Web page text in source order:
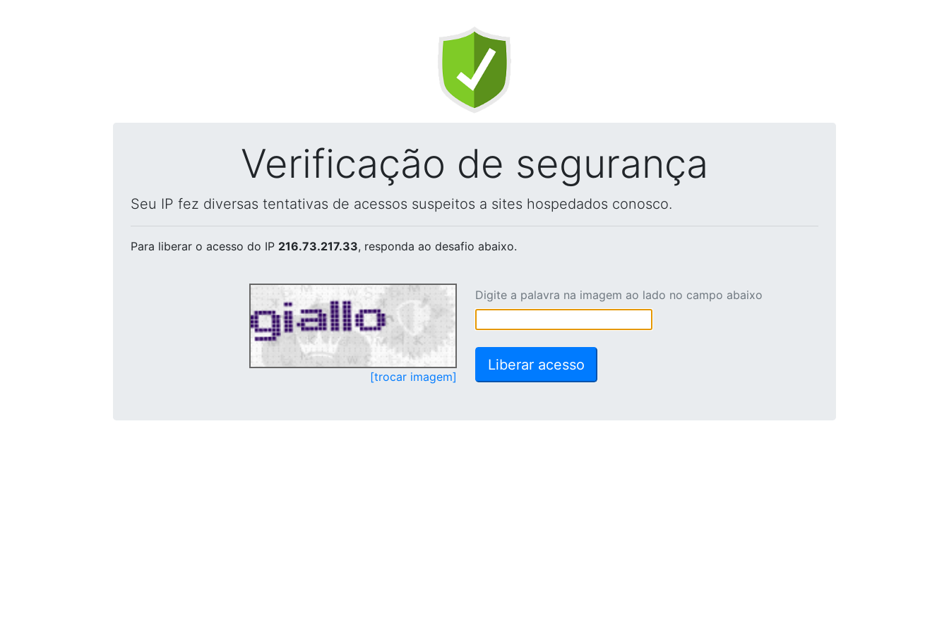
Verificação de segurança
Seu IP fez diversas tentativas de acessos suspeitos a sites hospedados conosco.
Para liberar o acesso do IP 216.73.217.33, responda ao desafio abaixo.
[trocar imagem]
Digite a palavra na imagem ao lado no campo abaixo